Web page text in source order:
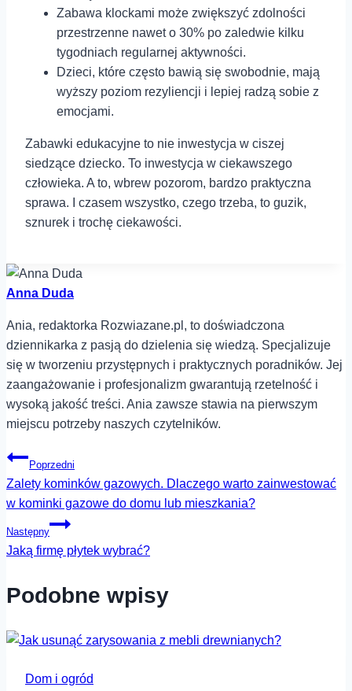
Zabawa klockami może zwiększyć zdolności
przestrzenne nawet o 30% po zaledwie kilku
tygodniach regularnej aktywności.
Dzieci, które często bawią się swobodnie, mają
wyższy poziom rezyliencji i lepiej radzą sobie z
emocjami.
Zabawki edukacyjne to nie inwestycja w ciszej
siedzące dziecko. To inwestycja w ciekawszego
człowieka. A to, wbrew pozorom, bardzo praktyczna
sprawa. I czasem wszystko, czego trzeba, to guzik,
sznurek i trochę ciekawości.
Anna Duda
Ania, redaktorka Rozwiazane.pl, to doświadczona
dziennikarka z pasją do dzielenia się wiedzą. Specjalizuje
się w tworzeniu przystępnych i praktycznych poradników. Jej
zaangażowanie i profesjonalizm gwarantują rzetelność i
wysoką jakość treści. Ania zawsze stawia na pierwszym
miejscu potrzeby naszych czytelników.
Nawigacja
wpisu
Poprzedni
Zalety kominków gazowych. Dlaczego warto zainwestować
w kominki gazowe do domu lub mieszkania?
Następny
Jaką firmę płytek wybrać?
Podobne wpisy
Dom i ogród